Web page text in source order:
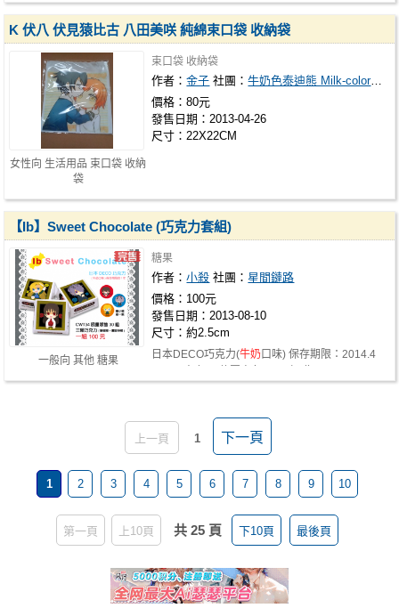
女性向 生活用品 束口袋 收納
袋
K 伏八 伏見猿比古 八田美咲 純綿束口袋 收納袋
束口袋 收納袋
作者：金子 社團：牛奶色泰迪熊 Milk-colored teddy bear
價格：80元
發售日期：2013-04-26
尺寸：22X22CM
一般向 其他 糖果
【Ib】Sweet Chocolate (巧克力套組)
糖果
作者：小殺 社團：星間鏈路
價格：100元
發售日期：2013-08-10
尺寸：約2.5cm
日本DECO巧克力(牛奶口味) 保存期限：2014.4
上一頁 1 下一頁
1 2 3 4 5 6 7 8 9 10
第一頁 上10頁 共 25 頁 下10頁 最後頁